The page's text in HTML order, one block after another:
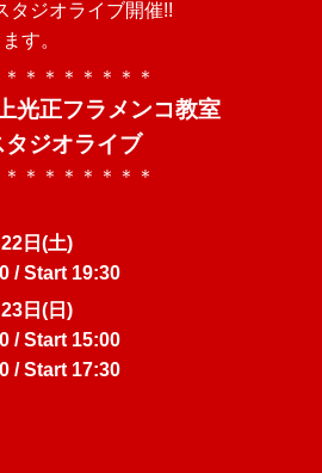
ジオライブ開催!!
す。
＊＊＊＊＊＊＊
光正フラメンコ教室
ジオライブ
＊＊＊＊＊＊＊
日(土)
19:30
日(日)
/ Start 15:00
/ Start 17:30